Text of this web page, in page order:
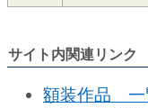
サイト内関連リンク
額装作品 一